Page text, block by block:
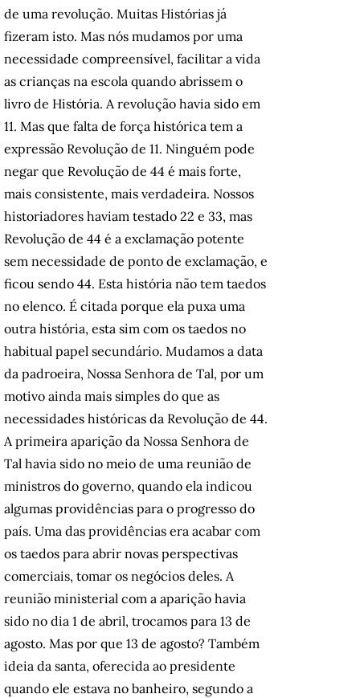
de uma revolução. Muitas Histórias já
fizeram isto. Mas nós mudamos por uma
necessidade compreensível, facilitar a vida
as crianças na escola quando abrissem o
livro de História. A revolução havia sido em
11. Mas que falta de força histórica tem a
expressão Revolução de 11. Ninguém pode
negar que Revolução de 44 é mais forte,
mais consistente, mais verdadeira. Nossos
historiadores haviam testado 22 e 33, mas
Revolução de 44 é a exclamação potente
sem necessidade de ponto de exclamação, e
ficou sendo 44. Esta história não tem taedos
no elenco. É citada porque ela puxa uma
outra história, esta sim com os taedos no
habitual papel secundário. Mudamos a data
da padroeira, Nossa Senhora de Tal, por um
motivo ainda mais simples do que as
necessidades históricas da Revolução de 44.
A primeira aparição da Nossa Senhora de
Tal havia sido no meio de uma reunião de
ministros do governo, quando ela indicou
algumas providências para o progresso do
país. Uma das providências era acabar com
os taedos para abrir novas perspectivas
comerciais, tomar os negócios deles. A
reunião ministerial com a aparição havia
sido no dia 1 de abril, trocamos para 13 de
agosto. Mas por que 13 de agosto? Também
ideia da santa, oferecida ao presidente
quando ele estava no banheiro, segundo a